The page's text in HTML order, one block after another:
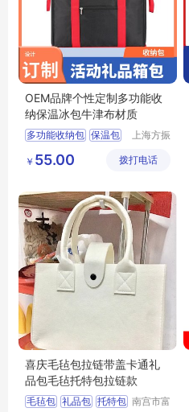
OEM品牌个性定制多功能收
纳保温冰包牛津布材质
多功能收纳包 保温包
上海方振
有限公司
￥ 55.00 拨打电话
喜庆毛毡包拉链带盖卡通礼
品包毛毡托特包拉链款
毛毡包 礼品包 托特包 南宫市富